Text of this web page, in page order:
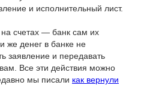
и исполнительный лист.
на счетах — банк сам их
же денег в банке не
заявление и передавать
Все эти действия можно
мы писали как вернули